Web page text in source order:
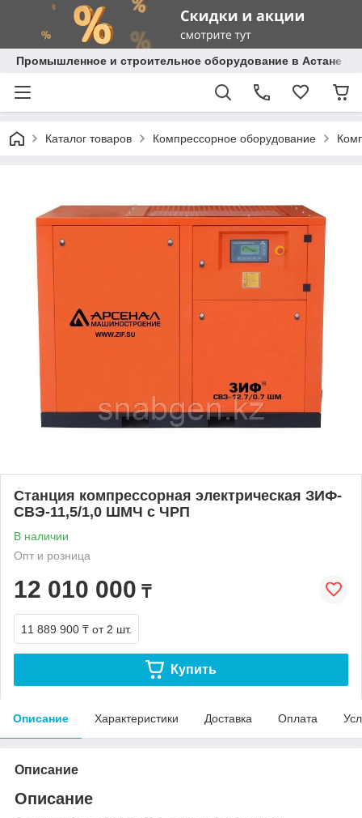
Промышленное и строительное оборудование в Астане с
Каталог товаров Компрессорное оборудование
Станция компрессорная электрическая ЗИФ-
СВЭ-11,5/1,0 ШМЧ с ЧРП
В наличии
Опт и розница
12 010 000 ₸
11 889 900 ₸ от 2 шт.
Купить
Описание Характеристики Доставка Оплата
Описание
Описание